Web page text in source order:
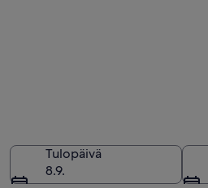
Tulopäivä
8.9.